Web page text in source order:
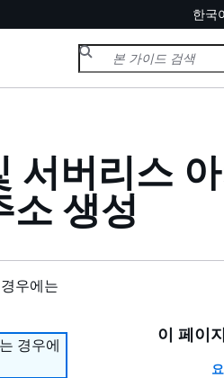
한국
서버리스
소 생성
우에는
경우에
이 페이